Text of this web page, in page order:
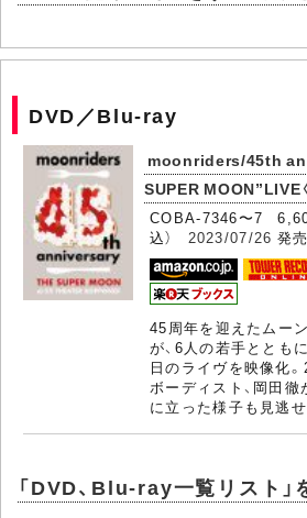
DVD／Blu-ray
moonriders/45th
SUPER MOON”LIVE
COBA-7346〜7
込） 2023/07/26 発売
45周年を迎えたムー
が、6人の若手ととも
日のライヴを映像化
ボーディスト、岡田
に立った様子も見逃
「DVD、Blu-ray一覧リスト